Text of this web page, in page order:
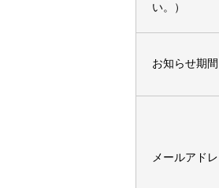
い。）
お知らせ期間
メールアド